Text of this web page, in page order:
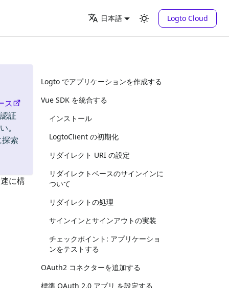
日本語 Logto Cloud
ス
証
。
索
に構
Logto でアプリケーションを作成する
Vue SDK を統合する
インストール
LogtoClient の初期化
リダイレクト URI の設定
リダイレクトベースのサインインに
ついて
リダイレクトの処理
サインインとサインアウトの実装
チェックポイント: アプリケーショ
ンをテストする
OAuth2 コネクターを追加する
標準 OAuth 2.0 アプリ を設定する